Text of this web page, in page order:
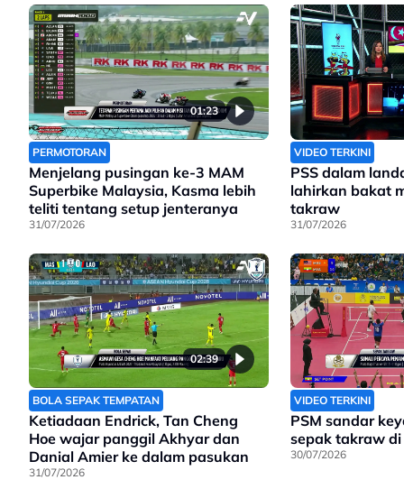
01:23
PERMOTORAN
Menjelang pusingan ke-3 MAM
Superbike Malaysia, Kasma lebih
teliti tentang setup jenteranya
31/07/2026
VIDEO TERKINI
PSS dalam
lahirkan bakat
takraw
31/07/2026
02:39
BOLA SEPAK TEMPATAN
Ketiadaan Endrick, Tan Cheng
Hoe wajar panggil Akhyar dan
Danial Amier ke dalam pasukan
31/07/2026
VIDEO TERKINI
PSM sandar
sepak takraw
30/07/2026